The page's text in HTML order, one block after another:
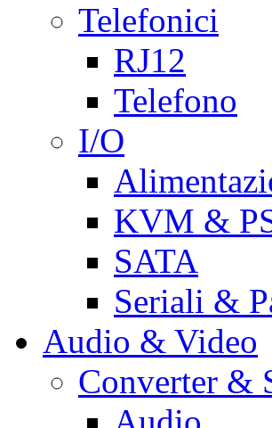
Telefonici
RJ12
Telefono
I/O
KVM &
SATA
Seriali &
Audio & Video
Converter &